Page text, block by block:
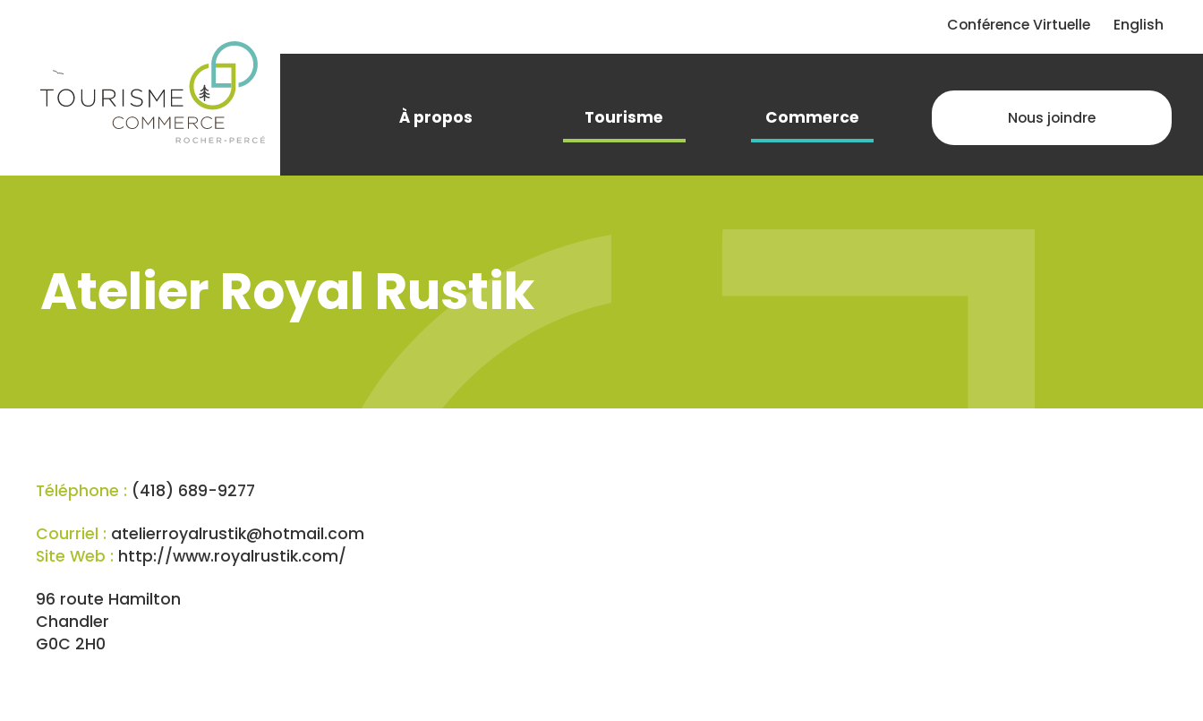
Conférence Virtuelle English
À propos Tourisme Commerce Nous joindre
Atelier Royal Rustik
Téléphone : (418) 689-9277
Courriel : atelierroyalrustik@hotmail.com
Site Web : http://www.royalrustik.com/
96 route Hamilton
Chandler
G0C 2H0